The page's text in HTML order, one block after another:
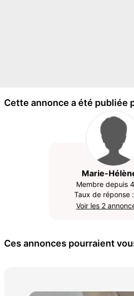
Cette annonce a été publiée
Marie-
Membre depuis
Taux de réponse :
Voir les 2
Ces annonces pourraient